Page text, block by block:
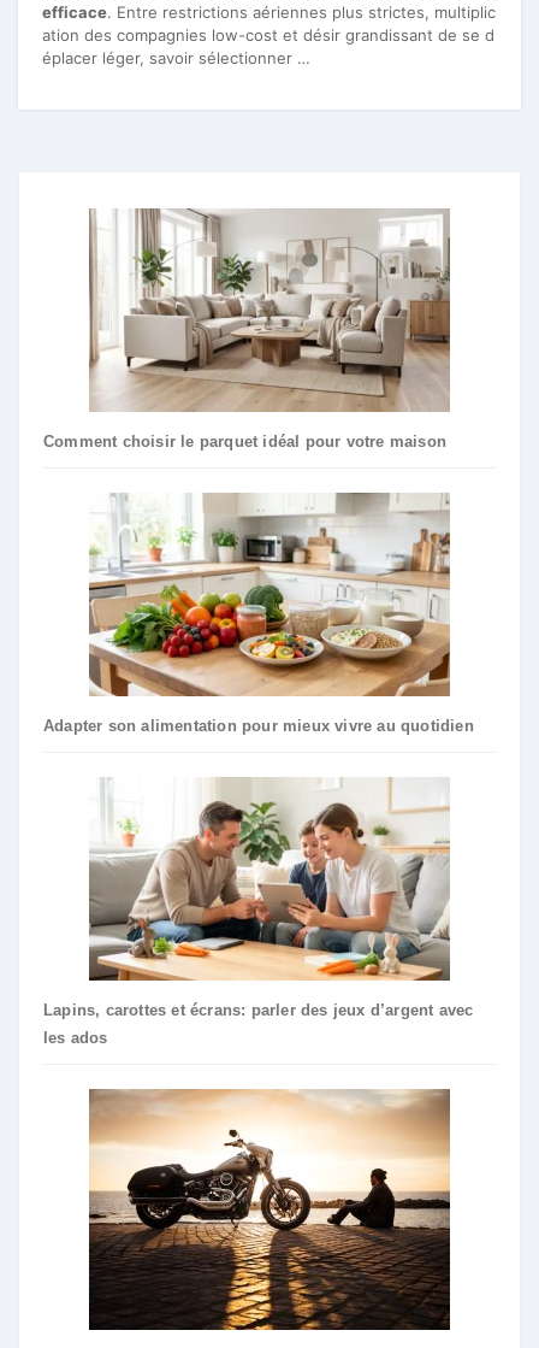
efficace. Entre restrictions aériennes plus strictes, multiplic
ation des compagnies low-cost et désir grandissant de se d
éplacer léger, savoir sélectionner …
Comment choisir le parquet idéal pour votre maison
Adapter son alimentation pour mieux vivre au quotidien
Lapins, carottes et écrans: parler des jeux d’argent avec
les ados